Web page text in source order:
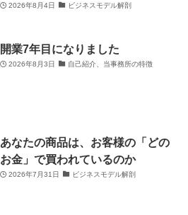
2026年8月4日 ビジネスモデル解剖
開業7年目になりました
2026年8月3日 自己紹介、当事務所の特徴
あなたの商品は、お客様の「どの
お金」で買われているのか
2026年7月31日 ビジネスモデル解剖